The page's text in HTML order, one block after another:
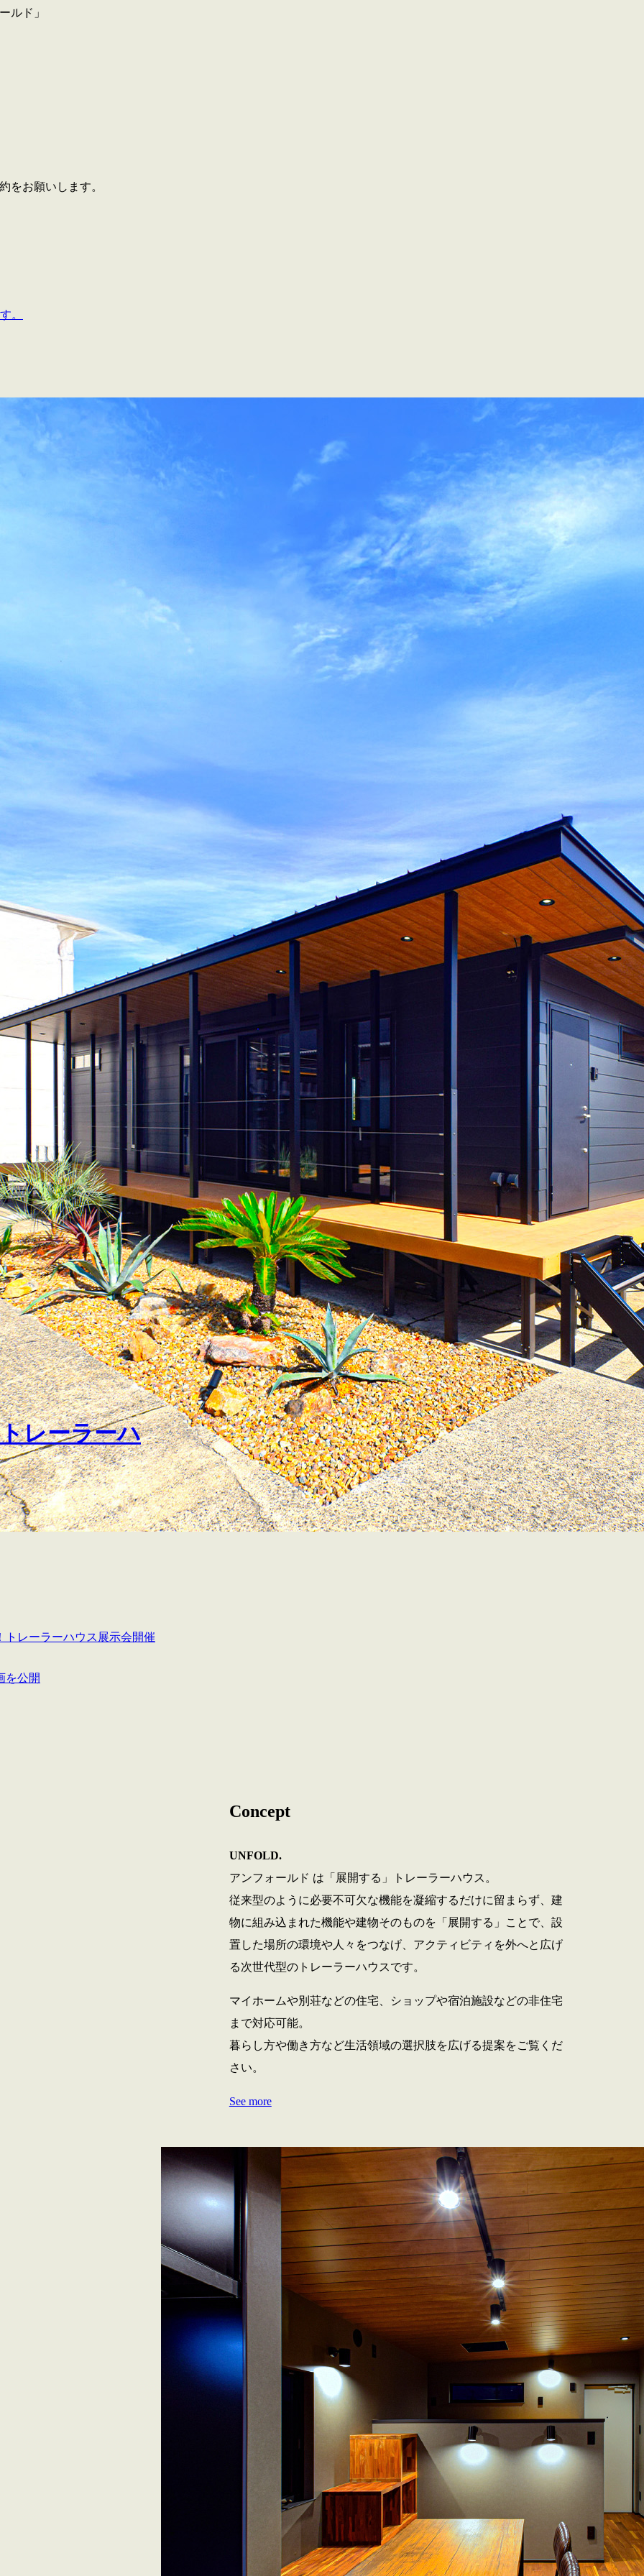
をお願いします。
。
レーラーハウス展示会開催
を公開
Concept
UNFOLD.
アンフォールド は「展開する」トレーラーハウス。
従来型のように必要不可欠な機能を凝縮するだけに留まらず、建
物に組み込まれた機能や建物そのものを「展開する」ことで、設
置した場所の環境や人々をつなげ、アクティビティを外へと広げ
る次世代型のトレーラーハウスです。
マイホームや別荘などの住宅、ショップや宿泊施設などの非住宅
まで対応可能。
暮らし方や働き方など生活領域の選択肢を広げる提案をご覧くだ
さい。
See more